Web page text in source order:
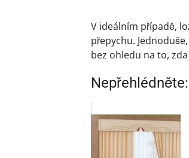
V ideálním případě,
přepychu.
bez ohledu na to,
Nepřehlédněte: